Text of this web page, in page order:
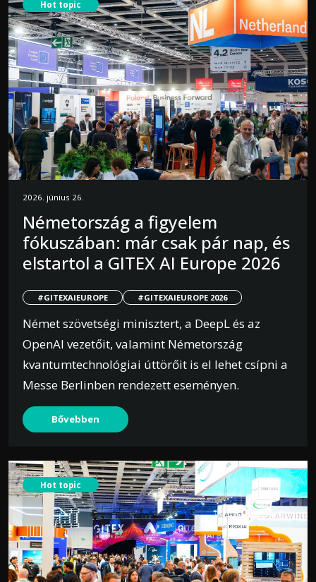
Hot topic
2026. június 26.
Németország a figyelem
fókuszában: már csak pár nap, és
elstartol a GITEX AI Europe 2026
#GITEXAIEUROPE #GITEXAIEUROPE 2026
Német szövetségi minisztert, a DeepL és az
OpenAI vezetőit, valamint Németország
kvantumtechnológiai úttörőit is el lehet csípni a
Messe Berlinben rendezett eseményen.
Bővebben
Hot topic